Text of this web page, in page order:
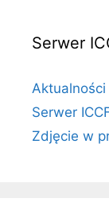
Serwer
Aktualności
Serwer
Zdjęcie w